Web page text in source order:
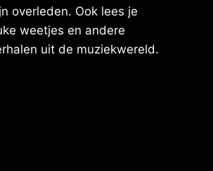
overleden. Ook lees je
weetjes en andere
uit de muziekwereld.